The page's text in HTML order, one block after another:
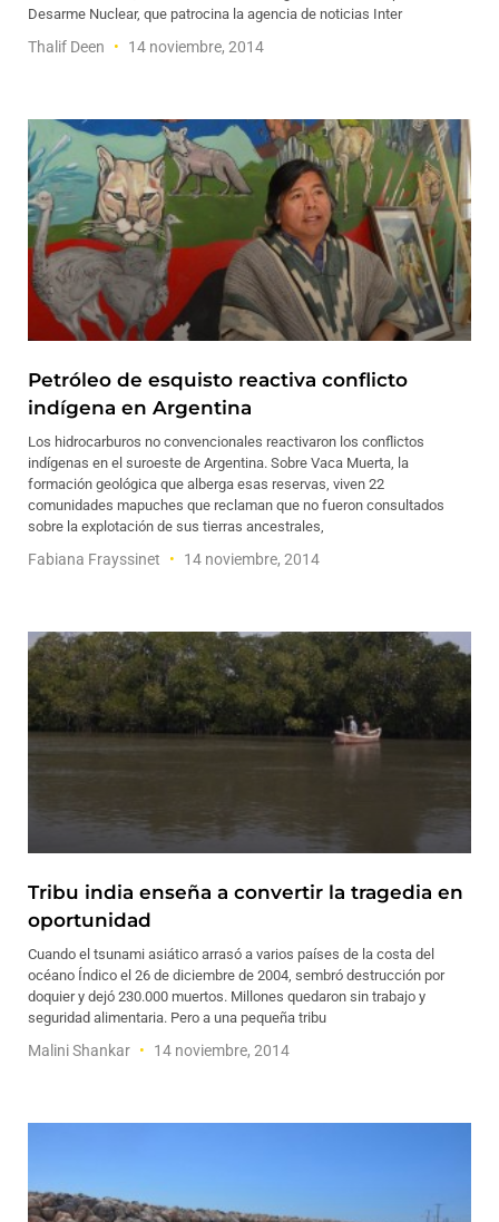
Desarme Nuclear, que patrocina la agencia de noticias Inter
Thalif Deen 14 noviembre, 2014
Petróleo de esquisto reactiva conflicto
indígena en Argentina
Los hidrocarburos no convencionales reactivaron los conflictos
indígenas en el suroeste de Argentina. Sobre Vaca Muerta, la
formación geológica que alberga esas reservas, viven 22
comunidades mapuches que reclaman que no fueron consultados
sobre la explotación de sus tierras ancestrales,
Fabiana Frayssinet 14 noviembre, 2014
Tribu india enseña a convertir la tragedia en
oportunidad
Cuando el tsunami asiático arrasó a varios países de la costa del
océano Índico el 26 de diciembre de 2004, sembró destrucción por
doquier y dejó 230.000 muertos. Millones quedaron sin trabajo y
seguridad alimentaria. Pero a una pequeña tribu
Malini Shankar 14 noviembre, 2014